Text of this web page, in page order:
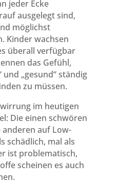
jeder Ecke
ausgelegt sind,
möglichst
Kinder wachsen
überall verfügbar
das Gefühl,
„gesund“ ständig
zu müssen.
im heutigen
Die einen schwören
auf Low-
schädlich, mal als
ist problematisch,
scheinen es auch